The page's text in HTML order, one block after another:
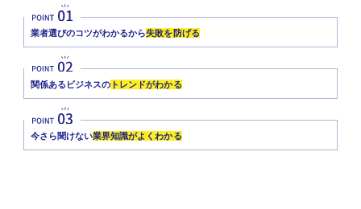
業者選びのコツがわかるから失敗を防げる
関係あるビジネスの トレンドがわかる
今さら聞けない業界知識がよくわかる